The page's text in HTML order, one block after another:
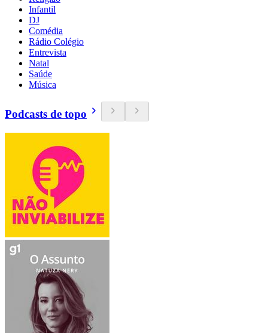
Infantil
DJ
Comédia
Rádio Colégio
Entrevista
Natal
Saúde
Música
Podcasts de topo